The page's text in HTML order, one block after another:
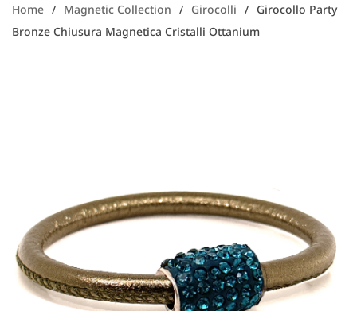
Home / Magnetic Collection / Girocolli / Girocollo Party
Bronze Chiusura Magnetica Cristalli Ottanium